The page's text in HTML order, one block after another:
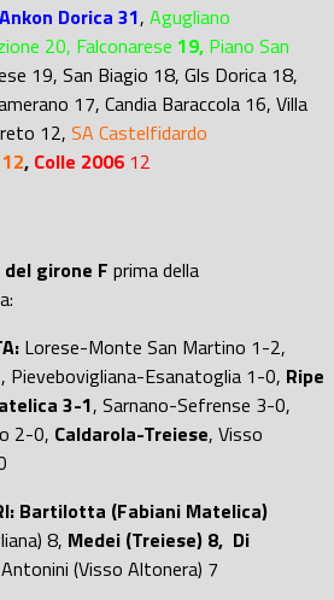
Ankon Dorica 31, Agugliano
20, Falconarese 19, Piano San
19, San Biagio 18, Gls Dorica 18,
17, Candia Baraccola 16, Villa
12, SA Castelfidardo
12, Colle 2006 12
girone F prima della
Lorese-Monte San Martino 1-2,
Pievebovigliana-Esanatoglia 1-0, Ripe
3-1, Sarnano-Sefrense 3-0,
2-0, Caldarola-Treiese, Visso
Bartilotta (Fabiani Matelica)
8, Medei (Treiese) 8, Di
Antonini (Visso Altonera) 7